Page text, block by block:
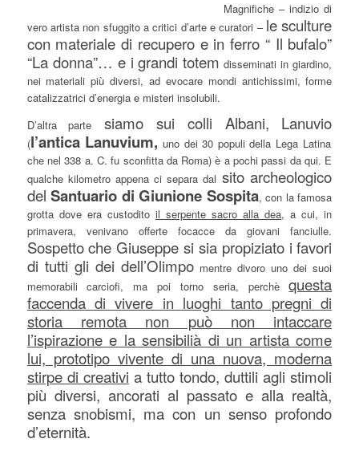
Magnifiche – indizio di
vero artista non sfuggito a critici d’arte e curatori – le sculture
con materiale di recupero e in ferro “ Il bufalo”
“La donna”… e i grandi totem disseminati in giardino,
nei materiali più diversi, ad evocare mondi antichissimi, forme
catalizzatrici d’energia e misteri insolubili.
D’altra parte
siamo sui colli Albani, Lanuvio
(l’antica Lanuvium, uno dei 30 populi della Lega Latina
che nel 338 a. C. fu sconfitta da Roma) è a pochi passi da qui. E
qualche kilometro appena ci separa dal sito archeologico
delSantuario di Giunione Sospita, con la famosa
grotta dove era custodito il serpente sacro alla dea, a cui, in
primavera, venivano offerte focacce da giovani fanciulle.
Sospetto che Giuseppe si sia propiziato i favori
di tutti gli dei dell’Olimpomentre divoro uno dei suoi
memorabili carciofi, ma poi torno seria, perchèquesta
faccenda di vivere in luoghi tanto pregni di
storia remota non può non intaccare
l’ispirazione e la sensibilià di un artista come
lui, prototipo vivente di una nuova, moderna
stirpe di creativi a tutto tondo, duttili agli stimoli
più diversi, ancorati al passato e alla realtà,
senza snobismi, ma con un senso profondo
d’eternità.